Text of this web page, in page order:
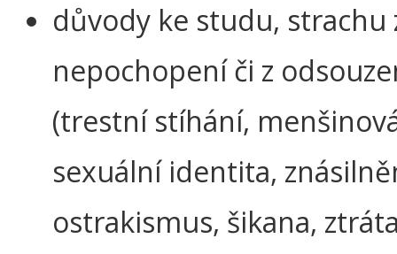
důvody ke studu, strachu
nepochopení či z
(trestní stíhání,
sexuální identita,
ostrakismus, šikana,